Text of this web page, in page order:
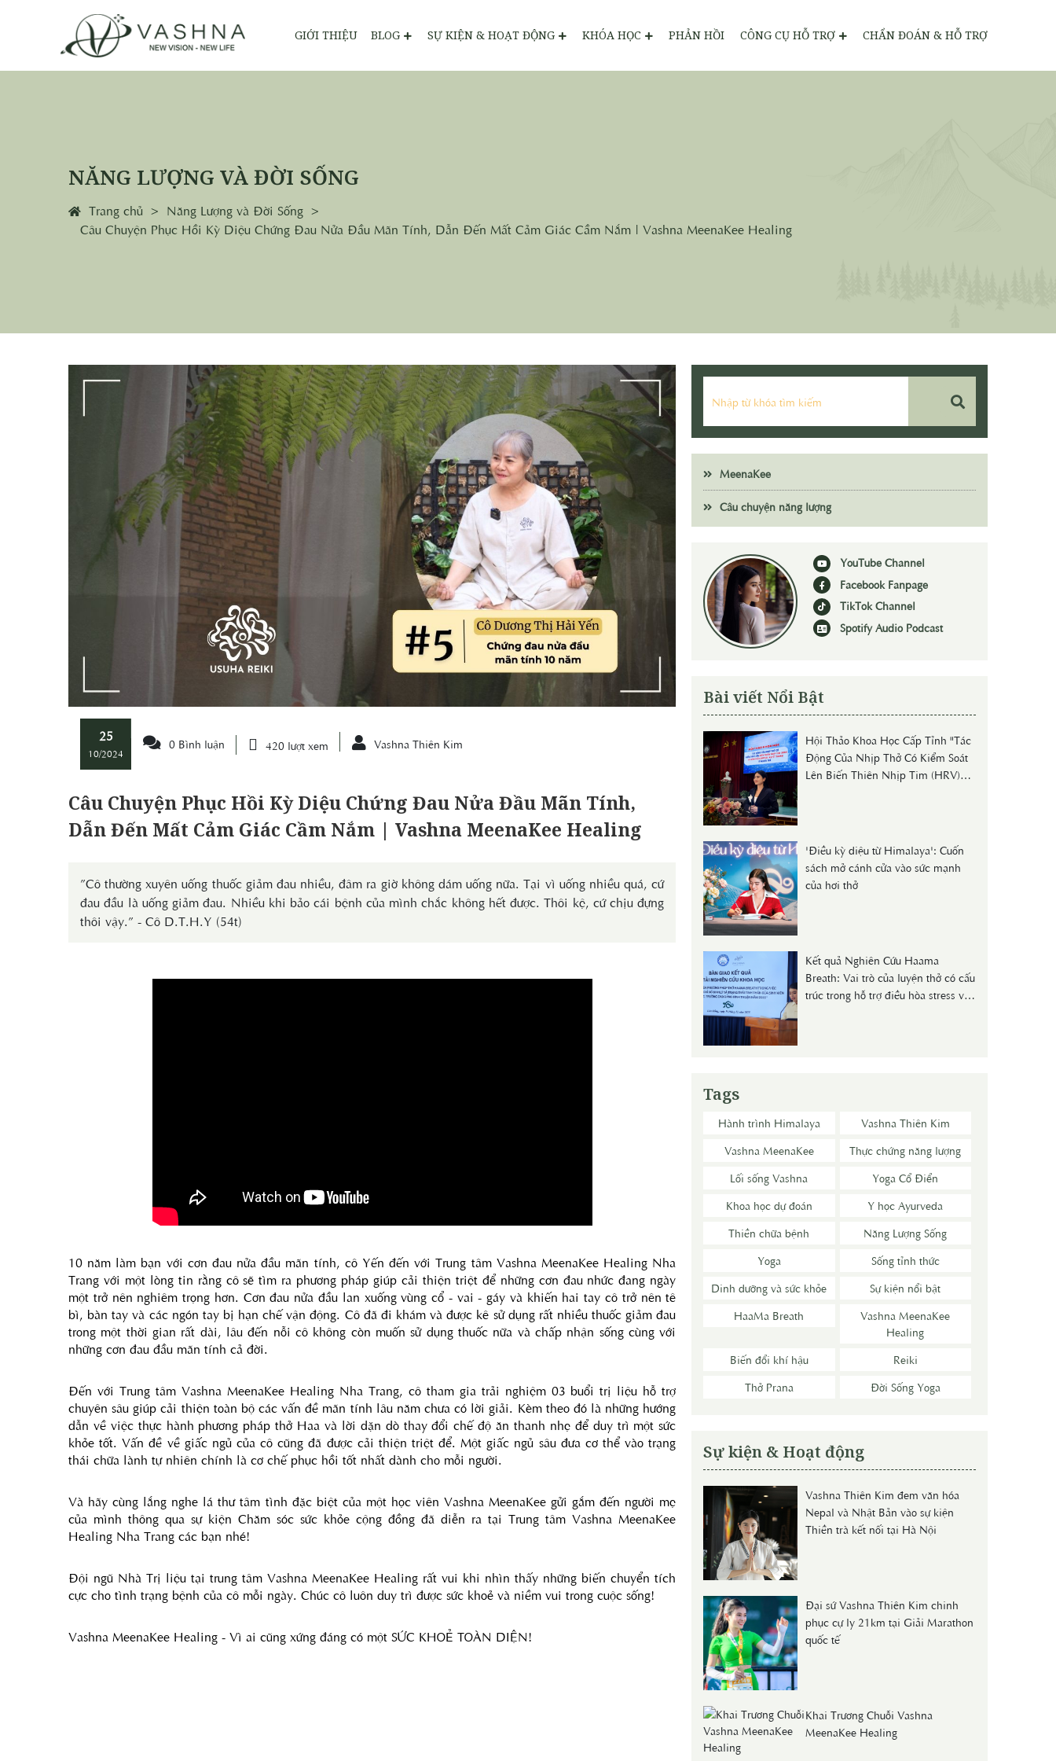
GIỚI THIỆU BLOG SỰ KIỆN & HOẠT ĐỘNG KHÓA HỌC PHẢN HỒI CÔNG CỤ HỖ TRỢ CHẨN ĐOÁN & HỖ TRỢ
NĂNG LƯỢNG VÀ ĐỜI SỐNG
Trang chủ
Năng Lượng và Đời Sống
Câu Chuyện Phục Hồi Kỳ Diệu Chứng Đau Nửa Đầu Mãn Tính, Dẫn Đến Mất Cảm Giác Cầm Nắm | Vashna MeenaKee Healing
25
10/2024
0 Bình luận 420 lượt xem Vashna Thiên Kim
Câu Chuyện Phục Hồi Kỳ Diệu Chứng Đau Nửa Đầu Mãn Tính,
Dẫn Đến Mất Cảm Giác Cầm Nắm | Vashna MeenaKee Healing
”Cô thường xuyên uống thuốc giảm đau nhiều, đâm ra giờ không dám uống nữa. Tại vì uống nhiều quá, cứ
đau đầu là uống giảm đau. Nhiều khi bảo cái bệnh của mình chắc không hết được. Thôi kệ, cứ chịu đựng
thôi vậy.” - Cô D.T.H.Y (54t)
10 năm làm bạn với cơn đau nửa đầu mãn tính, cô Yến đến với Trung tâm Vashna MeenaKee Healing Nha
Trang với một lòng tin rằng cô sẽ tìm ra phương pháp giúp cải thiện triệt để những cơn đau nhức đang ngày
một trở nên nghiêm trọng hơn. Cơn đau nửa đầu lan xuống vùng cổ - vai - gáy và khiến hai tay cô trở nên tê
bì, bàn tay và các ngón tay bị hạn chế vận động. Cô đã đi khám và được kê sử dụng rất nhiều thuốc giảm đau
trong một thời gian rất dài, lâu đến nỗi cô không còn muốn sử dụng thuốc nữa và chấp nhận sống cùng với
những cơn đau đầu mãn tính cả đời.
Đến với Trung tâm Vashna MeenaKee Healing Nha Trang, cô tham gia trải nghiệm 03 buổi trị liệu hỗ trợ
chuyên sâu giúp cải thiện toàn bộ các vấn đề mãn tính lâu năm chưa có lời giải. Kèm theo đó là những hướng
dẫn về việc thực hành phương pháp thở Haa và lời dặn dò thay đổi chế độ ăn thanh nhẹ để duy trì một sức
khỏe tốt. Vấn đề về giấc ngủ của cô cũng đã được cải thiện triệt để. Một giấc ngủ sâu đưa cơ thể vào trạng
thái chữa lành tự nhiên chính là cơ chế phục hồi tốt nhất dành cho mỗi người.
Và hãy cùng lắng nghe lá thư tâm tình đặc biệt của một học viên Vashna MeenaKee gửi gắm đến người mẹ
của mình thông qua sự kiện Chăm sóc sức khỏe cộng đồng đã diễn ra tại Trung tâm Vashna MeenaKee
Healing Nha Trang các bạn nhé!
Đội ngũ Nhà Trị liệu tại trung tâm Vashna MeenaKee Healing rất vui khi nhìn thấy những biến chuyển tích
cực cho tình trạng bệnh của cô mỗi ngày. Chúc cô luôn duy trì được sức khoẻ và niềm vui trong cuộc sống!
Vashna MeenaKee Healing - Vì ai cũng xứng đáng có một SỨC KHOẺ TOÀN DIỆN!
MeenaKee
Câu chuyện năng lượng
YouTube Channel
Facebook Fanpage
TikTok Channel
Spotify Audio Podcast
Bài viết Nổi Bật
Hội Thảo Khoa Học Cấp Tỉnh "Tác
Động Của Nhịp Thở Có Kiểm Soát
Lên Biến Thiên Nhịp Tim (HRV)
'Điều kỳ diệu từ Himalaya': Cuốn
sách mở cánh cửa vào sức mạnh
của hơi thở
Kết quả Nghiên Cứu Haama
Breath: Vai trò của luyện thở có cấu
trúc trong hỗ trợ điều hòa stress và
Tags
Hành trình Himalaya
Vashna Thiên Kim
Vashna MeenaKee
Thực chứng năng lượng
Lối sống Vashna
Yoga Cổ Điển
Khoa học dự đoán
Y học Ayurveda
Thiền chữa bệnh
Năng Lượng Sống
Yoga
Sống tỉnh thức
Dinh dưỡng và sức khỏe
Sự kiện nổi bật
HaaMa Breath
Vashna MeenaKee
Healing
Biến đổi khí hậu
Reiki
Thở Prana
Đời Sống Yoga
Sự kiện & Hoạt động
Vashna Thiên Kim đem văn hóa
Nepal và Nhật Bản vào sự kiện
Thiền trà kết nối tại Hà Nội
Đại sứ Vashna Thiên Kim chinh
phục cự ly 21km tại Giải Marathon
quốc tế
Khai Trương Chuỗi Vashna
MeenaKee Healing